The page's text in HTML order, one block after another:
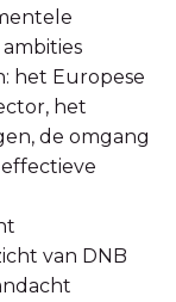
het Europese
het
de omgang
van DNB